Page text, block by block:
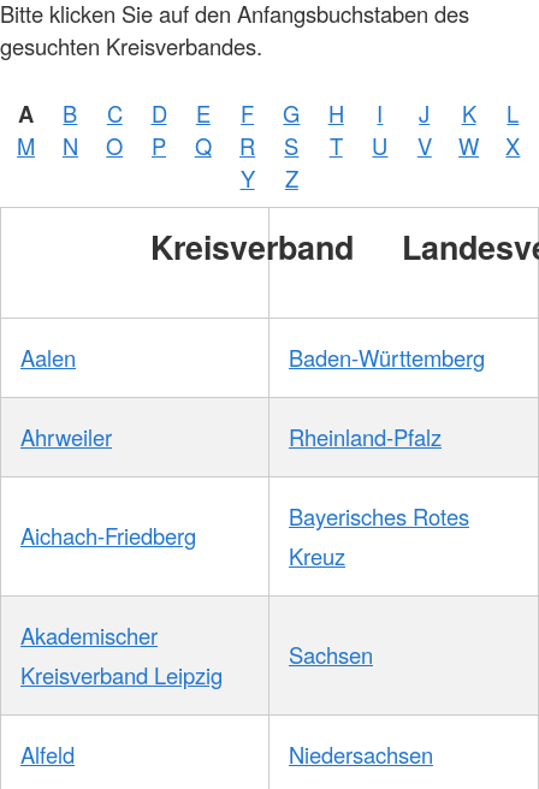
Bitte klicken Sie auf den Anfangsbuchstaben des
gesuchten Kreisverbandes.
A B C D E F G H I J K
L
M
N O P Q R S T U V W
X
Y
Z
Kreisverband
Aalen Baden-Württemberg
Ahrweiler Rheinland-Pfalz
Aichach-Friedberg
Bayerisches Rotes
Kreuz
Akademischer
Kreisverband Leipzig
Sachsen
Alfeld Niedersachsen